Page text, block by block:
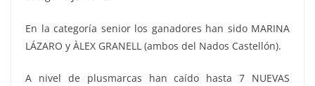
En la categoría senior los ganadores han sido MARINA
LÁZARO y ÀLEX GRANELL (ambos del Nados Castellón).
A nivel de plusmarcas han caído hasta 7 NUEVAS